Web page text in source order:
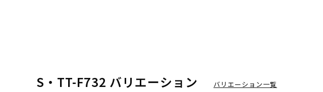
S・TT-F732 バリエーション バリエーション一覧